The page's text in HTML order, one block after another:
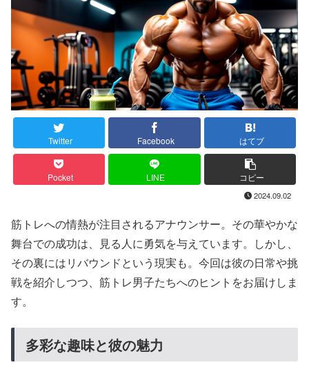
Twitter Facebook はてブ
Pocket LINE コピー
2024.09.02
筋トレへの情熱が注目されるアナウンサー。その華やかな
舞台での成功は、見る人に勇気を与えています。しかし、
その裏にはリバウンドという現実も。今回は彼の日常や挑
戦を紹介しつつ、筋トレ男子たちへのヒントをお届けしま
す。
多彩な趣味と彼の魅力